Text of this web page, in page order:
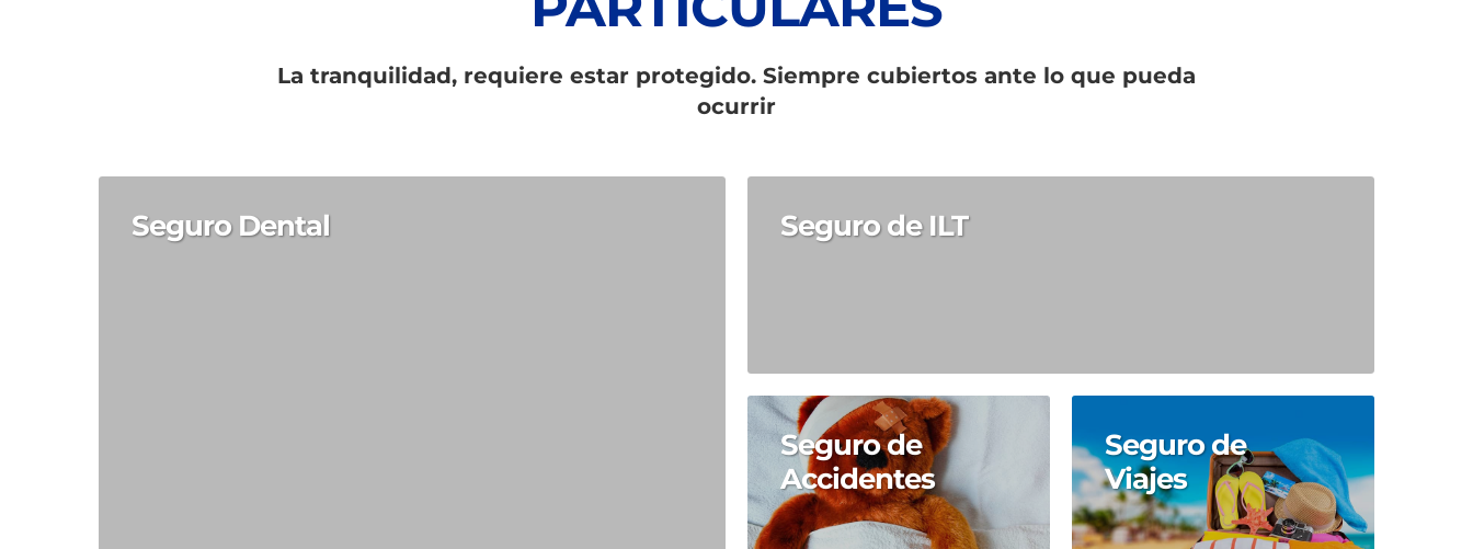
La tranquilidad, requiere estar protegido. Siempre cubiertos ante lo que pueda
ocurrir
Seguro Dental Seguro de ILT
Seguro de
Accidentes
Seguro de
Viajes